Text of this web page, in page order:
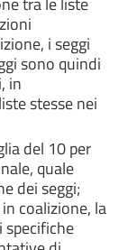
i seggi
sono quindi
in
stesse nei
del 10 per
quale
dei seggi;
coalizione, la
specifiche